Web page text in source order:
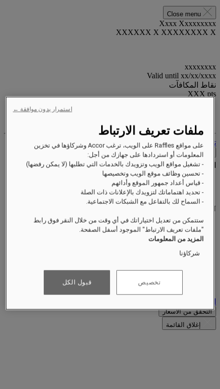
Close menu
Xxxx Xxxxxxxxx
XXXXXX X XXXXXXXX X
xxxxxxxx
Valid until xx/xx/xxxx
نقاط المكافآت
XXX pts
تسجيل الخروج
اتصل
الخدمات الخاصة Close menu
Find Your Local Number
HB5Q2@raffles.com
RESERVATION
‎+65 6032 4688‏
‎HB5Q2@raffles.com‏
Singapore 099947
التحقق من الأسعار
إغلاق القائمة
ملفات تعريف الارتباط
على مواقع Raffles على الويب، ترغب Accor وشركاؤها في تخزين
المعلومات أو استردادها على جهازك من أجل:
- تشغيل مواقع الويب وتزويدك بالخدمات التي تطلبها (لا يمكن رفضها)
- تحسين وظائف موقع الويب وتخصيصها
- قياس أعداد جمهور الموقع وأدائهم
- تحديد اهتماماتك لتزويدك بالإعلانات ذات الصلة
- السماح لك بالتفاعل مع الشبكات الاجتماعية.
ستتمكن من تعديل اختياراتك في أي وقت من خلال النقر فوق رابط
"ملفات تعريف الارتباط" الموجود أسفل الصفحة.
المزيد من المعلومات
شركاؤنا
تخصيص قبول الكل
استمرار بدون موافقة ←